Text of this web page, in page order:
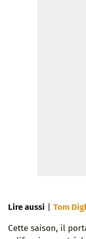
Lire aussi
Tom
Cette saison, il